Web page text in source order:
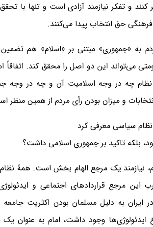
کنند و تفکر نیازمند آزادی است و تنها با
حق انتخاب پیدا می‌کنند.
به «جمهوری» مبتنی بر «اسلام» هم
می‌تواند این دو اصل را محقق کند. اتفاقاً
چه در وجه اسلامیت آن و چه در وجه
و میزان بودن رأی مردم از همین منظر
نظام سیاسی معرفی کرد
بلکه تاکید بر جمهوری اسلامی داشت؟
نیازمند یک مرجع الهام بخش است. همۀ
مرجع قراردادهای اجتماعی و
ایران به دلیل مسلمان بودن اکثریت
وجود داشت، امام به عنوان